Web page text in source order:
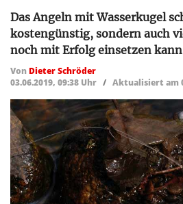
Das Angeln mit Wasserkugel
kostengünstig, sondern auch
noch mit Erfolg einsetzen
Von Dieter Schröder
03.06.2019, 09:38 Uhr / Aktualisiert am